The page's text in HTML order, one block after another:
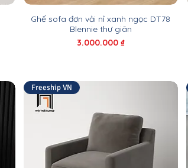
Ghế sofa đơn vải nỉ xanh ngọc DT78
Blennie thư giãn
Giá
3.000.000 ₫
Freeship VN